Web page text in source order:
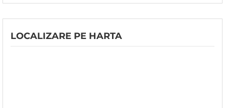
LOCALIZARE PE HARTA